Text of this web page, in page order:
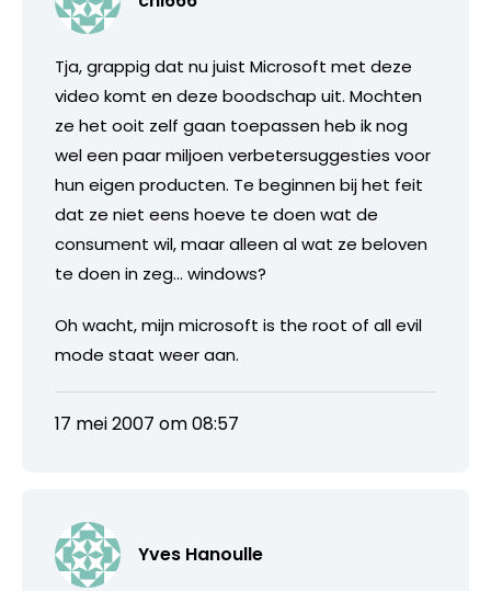
Tja, grappig dat nu juist Microsoft met deze
video komt en deze boodschap uit. Mochten
ze het ooit zelf gaan toepassen heb ik nog
wel een paar miljoen verbetersuggesties voor
hun eigen producten. Te beginnen bij het feit
dat ze niet eens hoeve te doen wat de
consument wil, maar alleen al wat ze beloven
te doen in zeg… windows?
Oh wacht, mijn microsoft is the root of all evil
mode staat weer aan.
17 mei 2007 om 08:57
Yves Hanoulle